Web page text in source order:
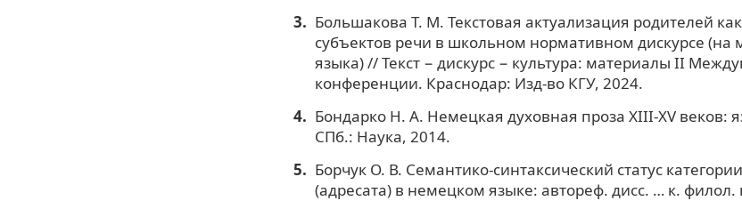
Большакова Т. М. Текстовая актуализация родителей
субъектов речи в школьном нормативном дискурсе (на
языка) // Текст − дискурс − культура: материалы II
конференции. Краснодар: Изд-во КГУ, 2024.
Бондарко Н. А. Немецкая духовная проза XIII-XV веков:
СПб.: Наука, 2014.
Борчук О. В. Семантико-синтаксический статус
(адресата) в немецком языке: автореф. дисс. … к.